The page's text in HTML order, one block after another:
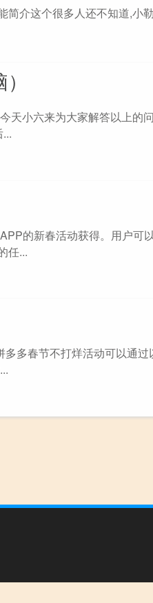
简介这个很多人还不知道,小
天小六来为大家解答以上的问
的新春活动获得。用户可
任...
多春节不打烊活动可以通过